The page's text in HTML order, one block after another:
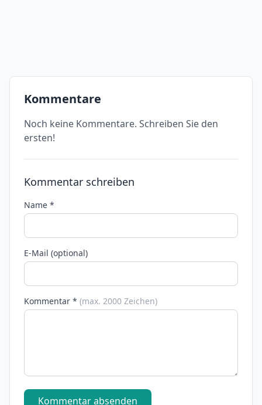
Kommentare
Noch keine Kommentare. Schreiben Sie den
ersten!
Kommentar schreiben
Name *
E-Mail (optional)
Kommentar * (max. 2000 Zeichen)
Kommentar absenden